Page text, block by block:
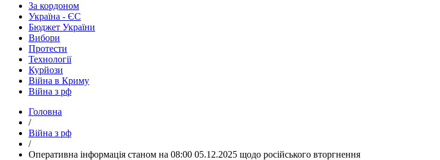
За кордоном
Україна - ЄС
Бюджет України
Вибори
Протести
Технології
Курйози
Війна в Криму
Війна з рф
Головна
/
Війна з рф
/
​Оперативна інформація станом на 08:00 05.12.2025 щодо російського вторгнення